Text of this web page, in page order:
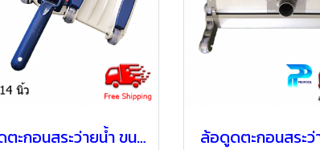
ล้อดูดตะกอนสระว่ายน้ำ ขนาด 14 นิ้ว รุ่น Deluxe ล้อดูดตะกอนสระว่